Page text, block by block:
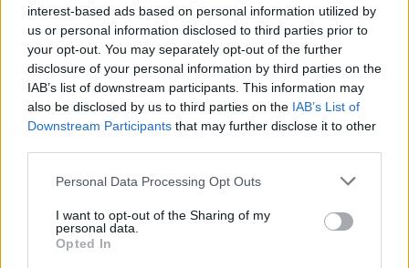
interest-based ads based on personal information utilized by
us or personal information disclosed to third parties prior to
your opt-out. You may separately opt-out of the further
disclosure of your personal information by third parties on the
IAB’s list of downstream participants. This information may
also be disclosed by us to third parties on the IAB’s List of
Downstream Participants that may further disclose it to other
Personal Data Processing Opt Outs
I want to opt-out of the Sharing of my
personal data.
Opted In